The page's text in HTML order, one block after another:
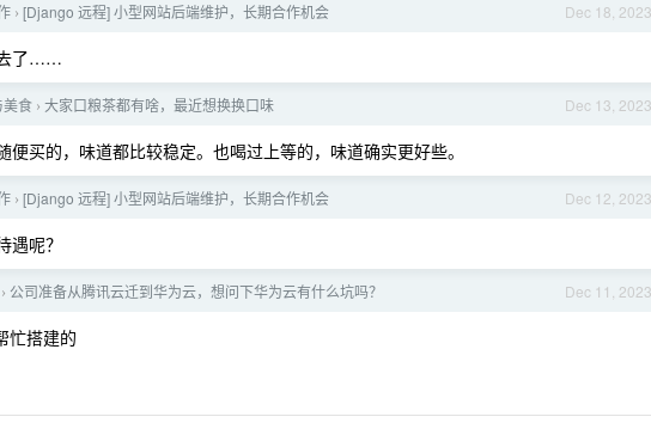
Dec 18, 2023
› [Django 远程] 小型网站后端维护，长期合作机会
去了……
Dec 13, 2023
美食 › 大家口粮茶都有啥，最近想换换口味
买的，味道都比较稳定。也喝过上等的，味道确实更好些。
Dec 12, 2023
› [Django 远程] 小型网站后端维护，长期合作机会
遇呢？
Dec 11, 2023
› 公司准备从腾讯云迁到华为云，想问下华为云有什么坑吗？
忙搭建的